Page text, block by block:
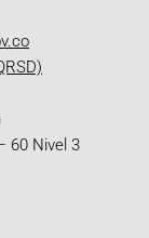
60 Nivel 3